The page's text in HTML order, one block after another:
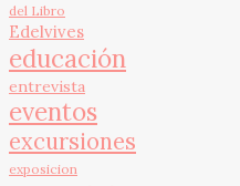
del Libro
Edelvives
educación
entrevista
eventos
excursiones
exposicion